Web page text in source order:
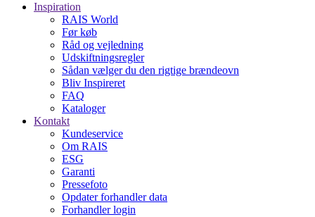
Inspiration
RAIS World
Før køb
Råd og vejledning
Udskiftningsregler
Sådan vælger du den rigtige brændeovn
Bliv Inspireret
FAQ
Kataloger
Kontakt
Kundeservice
Om RAIS
ESG
Garanti
Pressefoto
Opdater forhandler data
Forhandler login